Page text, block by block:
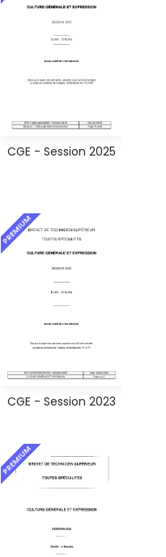
CGE - Session 2025
PREMIUM
CGE - Session 2023
PREMIUM